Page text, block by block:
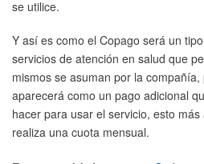
se utilice.
Y así es como el Copago será un
servicios de atención en salud que
mismos se asuman por la
aparecerá como un pago adicional
hacer para usar el servicio, esto
realiza una cuota mensual.